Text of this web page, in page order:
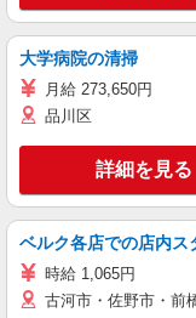
大学病院の清掃
月給 273,650円
品川区
詳細を見る
ベルク各店での店内ス
時給 1,065円
古河市・佐野市・前